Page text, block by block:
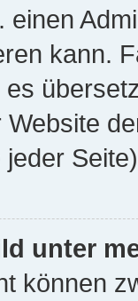
einen
kann.
unter
können